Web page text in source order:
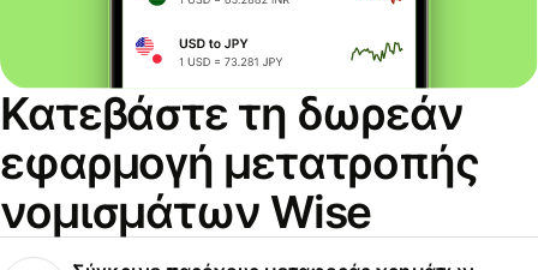
Κατεβάστε τη δωρεάν
εφαρμογή μετατροπής
νομισμάτων Wise